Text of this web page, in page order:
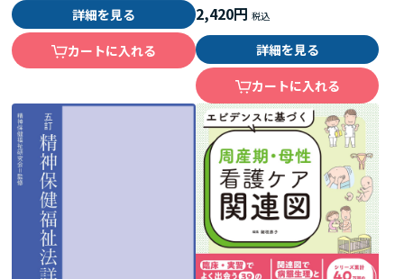
詳細を見る
カートに入れる
2,420円
詳細を見る
カートに入れる